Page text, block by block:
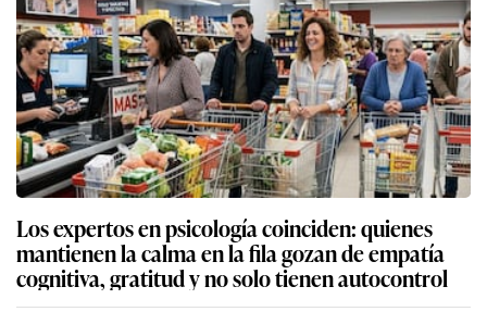
Los expertos en psicología coinciden: quienes
mantienen la calma en la fila gozan de empatía
cognitiva, gratitud y no solo tienen autocontrol